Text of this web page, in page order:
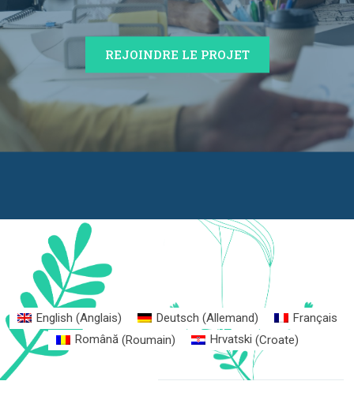
REJOINDRE LE PROJET
English (Anglais) Deutsch (Allemand)
Français
Română(Roumain) Hrvatski (Croate)